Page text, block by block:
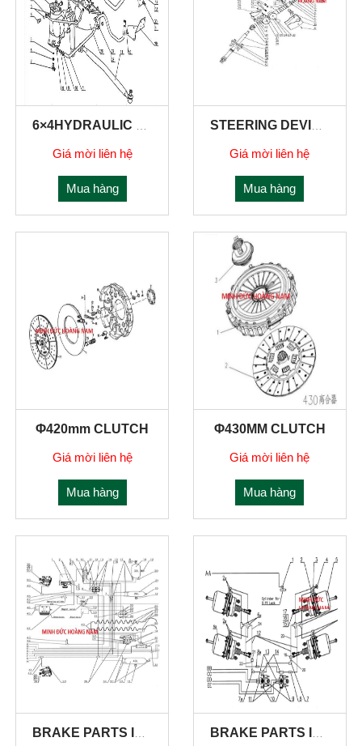
6×4HYDRAULIC STEERING SYSTEM
Giá mời liên hệ
Mua hàng
STEERING DEVICE
Giá mời liên hệ
Mua hàng
Φ420mm CLUTCH
Giá mời liên hệ
Mua hàng
Φ430MM CLUTCH
Giá mời liên hệ
Mua hàng
BRAKE PARTS IN FRONT SECT BRAKE PARTS IN REAR SECT